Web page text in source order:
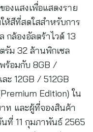
องแสงเพื่อแสดงราย
ห้สีที่สดใสสำหรับการ
กล้องอัลตร้าไวด์ 13
รัม 32 ล้านพิกเซล
ร้อมกับ 8GB /
ะ 12GB / 512GB
Edition) ใน
ท และผู้ที่จองสินค้า
ที่ 11 กุมภาพันธ์ 2565